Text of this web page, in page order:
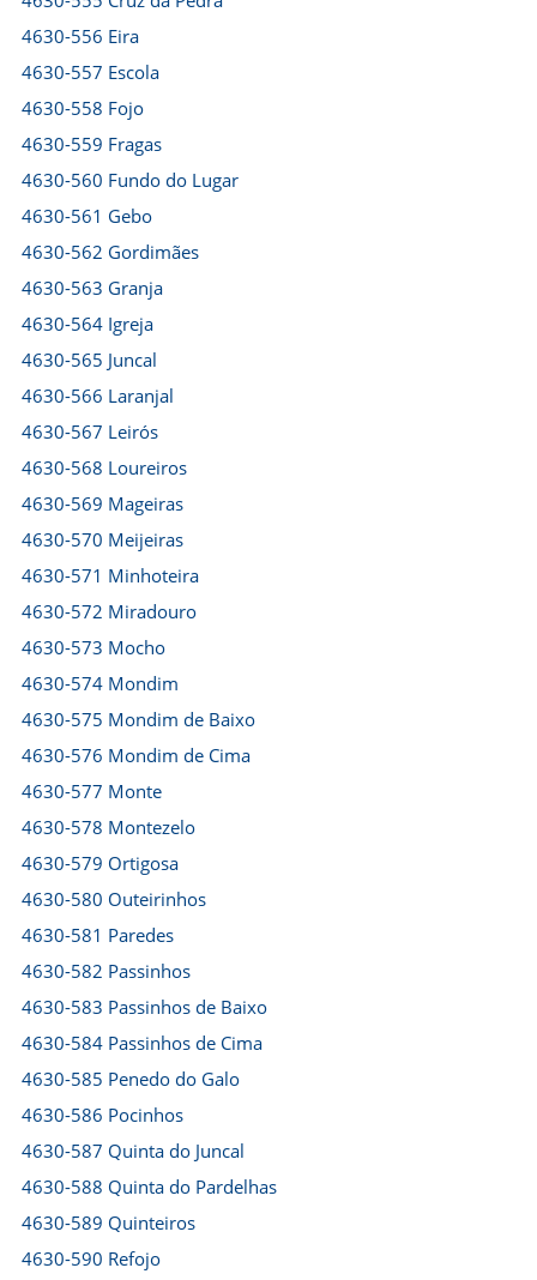
4630-556 Eira
4630-557 Escola
4630-558 Fojo
4630-559 Fragas
4630-560 Fundo do Lugar
4630-561 Gebo
4630-562 Gordimães
4630-563 Granja
4630-564 Igreja
4630-565 Juncal
4630-566 Laranjal
4630-567 Leirós
4630-568 Loureiros
4630-569 Mageiras
4630-570 Meijeiras
4630-571 Minhoteira
4630-572 Miradouro
4630-573 Mocho
4630-574 Mondim
4630-575 Mondim de Baixo
4630-576 Mondim de Cima
4630-577 Monte
4630-578 Montezelo
4630-579 Ortigosa
4630-580 Outeirinhos
4630-581 Paredes
4630-582 Passinhos
4630-583 Passinhos de Baixo
4630-584 Passinhos de Cima
4630-585 Penedo do Galo
4630-586 Pocinhos
4630-587 Quinta do Juncal
4630-588 Quinta do Pardelhas
4630-589 Quinteiros
4630-590 Refojo